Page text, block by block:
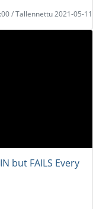
/ Tallennettu 2021-05-11
but FAILS Every